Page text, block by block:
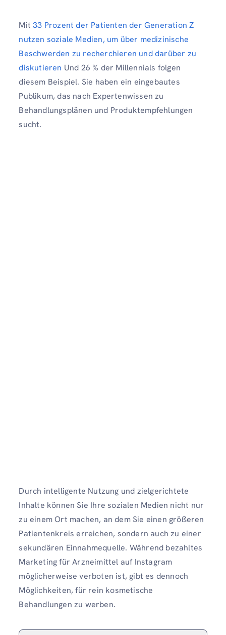
Mit33 Prozent der Patienten der Generation Z
nutzen soziale Medien, um über medizinische
Beschwerden zu recherchieren und darüber zu
diskutieren Und 26 % der Millennials folgen
diesem Beispiel. Sie haben ein eingebautes
Publikum, das nach Expertenwissen zu
Behandlungsplänen und Produktempfehlungen
sucht.
Durch intelligente Nutzung und zielgerichtete
Inhalte können Sie Ihre sozialen Medien nicht nur
zu einem Ort machen, an dem Sie einen größeren
Patientenkreis erreichen, sondern auch zu einer
sekundären Einnahmequelle. Während bezahltes
Marketing für Arzneimittel auf Instagram
möglicherweise verboten ist, gibt es dennoch
Möglichkeiten, für rein kosmetische
Behandlungen zu werben.